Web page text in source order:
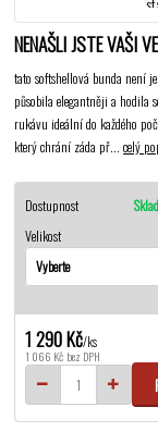
NENAŠLI JSTE VAŠI
tato softshellová bunda není
působila elegantněji a hodila
rukávu ideální do každého
který chrání záda př...celý
Dostupnost
Velikost
1 290 Kč/ks
1 066 Kč bez DPH